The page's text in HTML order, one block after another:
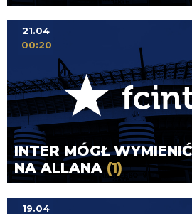
INTER MÓGŁ
NA ALLANA (1)
21.04
00:20
19.04